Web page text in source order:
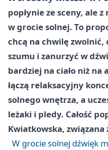
popłynie ze sceny, ale
w grocie solnej. To
chcą na chwilę zwolnić,
szumu i zanurzyć w
bardziej na ciało niż
łączą relaksacyjny
solnego wnętrza, a
leżaki i pledy. Całość
Kwiatkowska,
W grocie solnej dźwięk